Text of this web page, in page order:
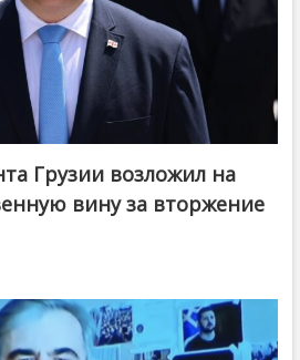
Грузии возложил на
вину за вторжение